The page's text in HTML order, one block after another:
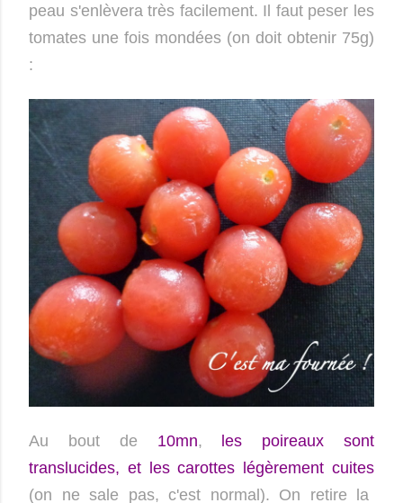
peau s'enlèvera très facilement. Il faut peser les
tomates une fois mondées (on doit obtenir 75g)
:
Au bout de 10mn, les poireaux sont
translucides, et les carottes légèrement cuites
(on ne sale pas, c'est normal). On retire la